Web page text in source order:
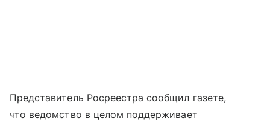
Представитель Росреестра сообщил газете,
что ведомство в целом поддерживает